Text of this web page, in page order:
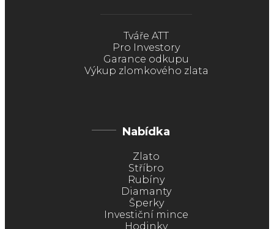
Tváře ATT
Pro Investory
Garance odkupu
Výkup zlomkového zlata
Nabídka
Zlato
Stříbro
Rubíny
Diamanty
Šperky
Investiční mince
Hodinky